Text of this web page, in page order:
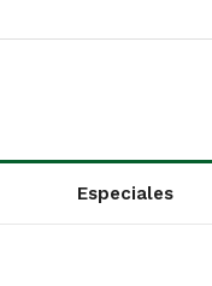
Especiales